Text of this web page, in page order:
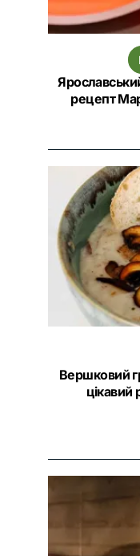
рецепт
Вершковий
цікавий